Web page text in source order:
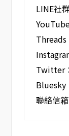
LINE社
Threads
Twitter：
Bluesky
聯絡信箱